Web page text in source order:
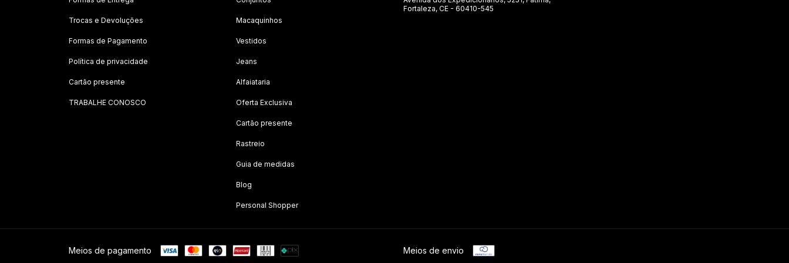
Trocas e Devoluções
Formas de Pagamento
Política de privacidade
Cartão presente
TRABALHE CONOSCO
Macaquinhos
Vestidos
Jeans
Alfaiataria
Oferta Exclusiva
Cartão presente
Rastreio
Guia de medidas
Blog
Personal Shopper
Fortaleza, CE - 60410-545
Meios de pagamento Meios de envio